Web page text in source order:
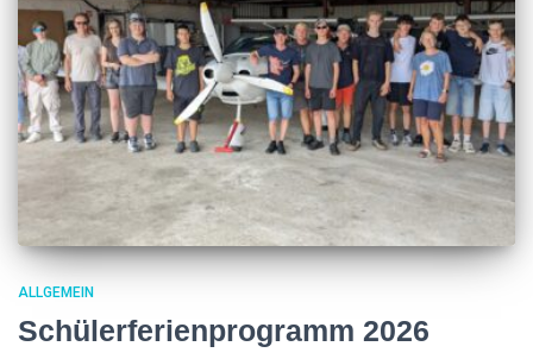
ALLGEMEIN
Schülerferienprogramm 2026